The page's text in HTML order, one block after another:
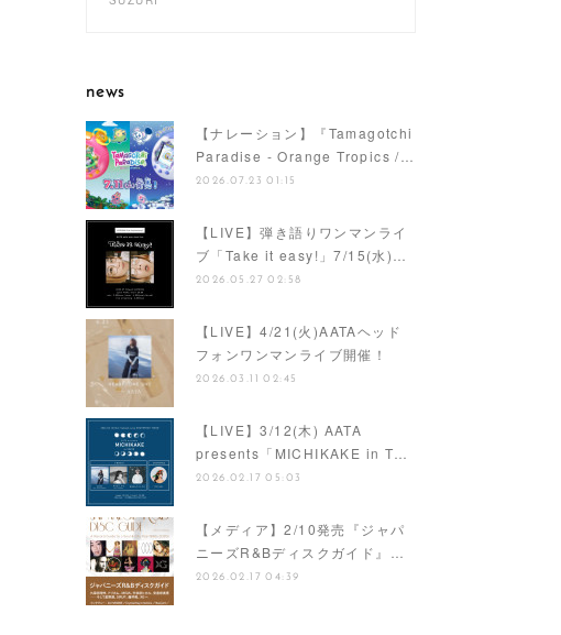
【ナレーション】『Tamagotchi
Paradise - Orange Tropics /…
【LIVE】弾き語りワンマンライ
ブ「Take it easy!」7/15(水)…
【LIVE】4/21(火)AATAヘッド
フォンワンマンライブ開催！
【LIVE】3/12(木) AATA
presents「MICHIKAKE in T…
【メディア】2/10発売『ジャパ
ニーズR&Bディスクガイド』…